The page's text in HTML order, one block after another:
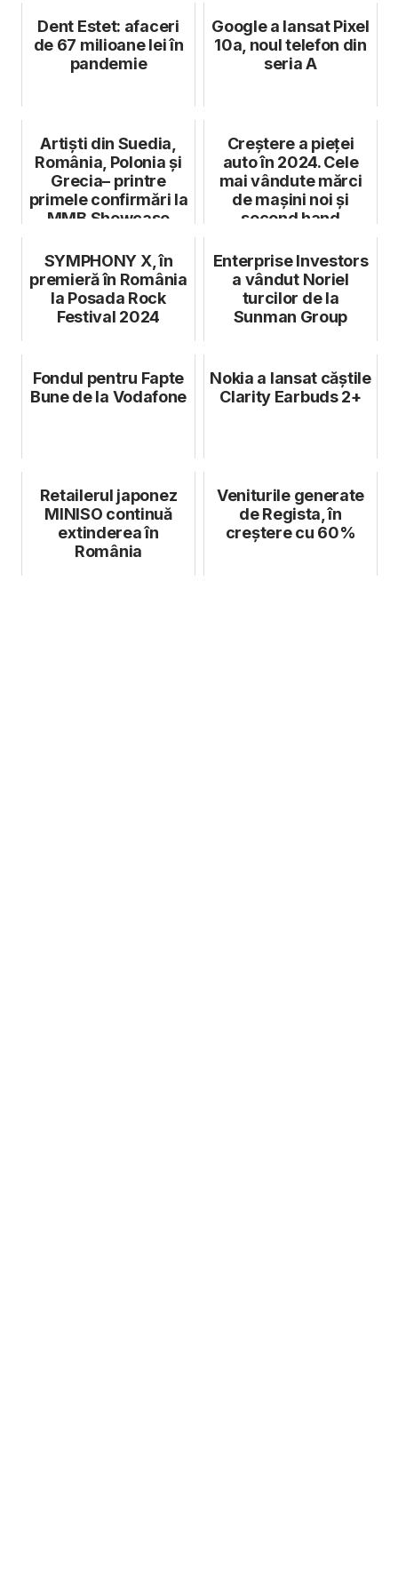
Dent Estet: afaceri
de 67 milioane lei în
pandemie
Google a lansat Pixel
10a, noul telefon din
seria A
Artiști din Suedia,
România, Polonia și
Grecia– printre
primele confirmări la
MMB Showcase
Creștere a pieței
auto în 2024. Cele
mai vândute mărci
de mașini noi și
second hand
SYMPHONY X, în
premieră în România
la Posada Rock
Festival 2024
Enterprise Investors
a vândut Noriel
turcilor de la
Sunman Group
Fondul pentru Fapte
Bune de la Vodafone
Nokia a lansat căștile
Clarity Earbuds 2+
Retailerul japonez
MINISO continuă
extinderea în
România
Veniturile generate
de Regista, în
creștere cu 60%